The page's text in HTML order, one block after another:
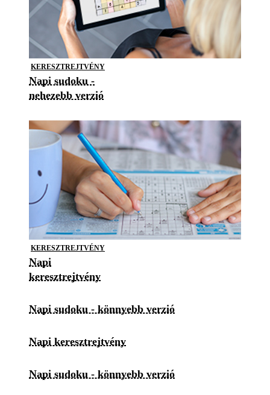
KERESZTREJTVÉNY
Napi sudoku -
nehezebb verzió
KERESZTREJTVÉNY
Napi
keresztrejtvény
Napi sudoku - könnyebb verzió
Napi keresztrejtvény
Napi sudoku - könnyebb verzió